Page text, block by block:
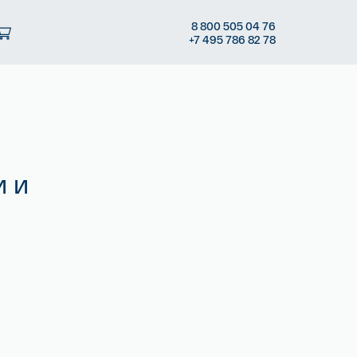
8800 50504 76
+7495 786 82 78
и